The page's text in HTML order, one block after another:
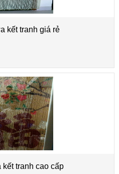
kết tranh giá rẻ
kết tranh cao cấp